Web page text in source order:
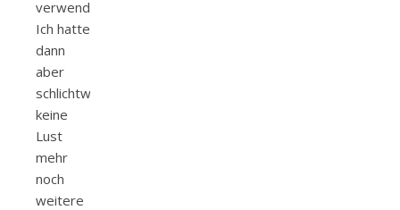
verwenden.
Ich hatte
dann
aber
schlichtweg
keine
Lust
mehr
noch
weitere